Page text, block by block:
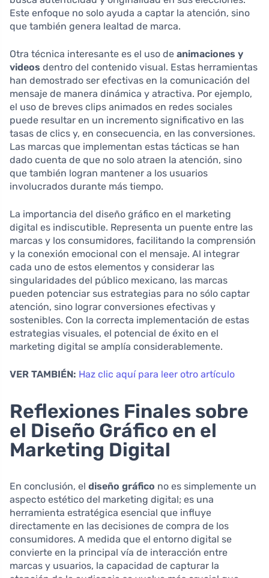
Este enfoque no solo ayuda a captar la atención, sino
que también genera lealtad de marca.
Otra técnica interesante es el uso de animaciones y
videos dentro del contenido visual. Estas herramientas
han demostrado ser efectivas en la comunicación del
mensaje de manera dinámica y atractiva. Por ejemplo,
el uso de breves clips animados en redes sociales
puede resultar en un incremento significativo en las
tasas de clics y, en consecuencia, en las conversiones.
Las marcas que implementan estas tácticas se han
dado cuenta de que no solo atraen la atención, sino
que también logran mantener a los usuarios
involucrados durante más tiempo.
La importancia del diseño gráfico en el marketing
digital es indiscutible. Representa un puente entre las
marcas y los consumidores, facilitando la comprensión
y la conexión emocional con el mensaje. Al integrar
cada uno de estos elementos y considerar las
singularidades del público mexicano, las marcas
pueden potenciar sus estrategias para no sólo captar
atención, sino lograr conversiones efectivas y
sostenibles. Con la correcta implementación de estas
estrategias visuales, el potencial de éxito en el
marketing digital se amplía considerablemente.
VER TAMBIÉN: Haz clic aquí para leer otro artículo
Reflexiones Finales sobre
el Diseño Gráfico en el
Marketing Digital
En conclusión, el diseño gráfico no es simplemente un
aspecto estético del marketing digital; es una
herramienta estratégica esencial que influye
directamente en las decisiones de compra de los
consumidores. A medida que el entorno digital se
convierte en la principal vía de interacción entre
marcas y usuarios, la capacidad de capturar la